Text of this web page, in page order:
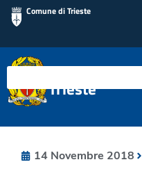
Comune di Trieste
Polizia
Trieste
14 Novembre 2018